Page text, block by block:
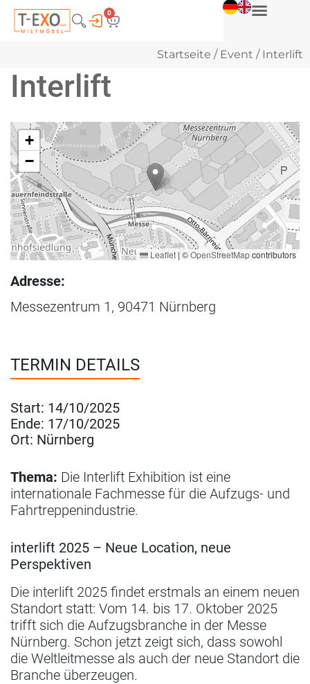
0
Startseite / Event / Interlift
Interlift
+
−
Leaflet |©OpenStreetMapcontributors
Adresse:
Messezentrum 1, 90471 Nürnberg
TERMIN DETAILS
Start: 14/10/2025
Ende: 17/10/2025
Ort: Nürnberg
Thema: Die Interlift Exhibition ist eine
internationale Fachmesse für die Aufzugs- und
Fahrtreppenindustrie.
interlift 2025 – Neue Location, neue
Perspektiven
Die interlift 2025 findet erstmals an einem neuen
Standort statt: Vom 14. bis 17. Oktober 2025
trifft sich die Aufzugsbranche in der Messe
Nürnberg. Schon jetzt zeigt sich, dass sowohl
die Weltleitmesse als auch der neue Standort die
Branche überzeugen.